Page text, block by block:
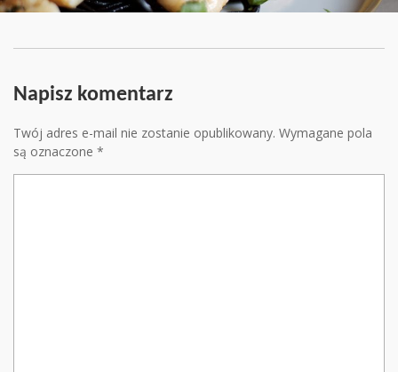
Napisz komentarz
Twój adres e-mail nie zostanie opublikowany. Wymagane pola
są oznaczone *